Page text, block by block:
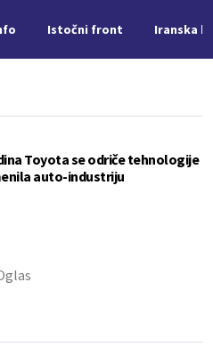
Istočni front Iranska
Toyota se odriče tehnologije
auto-industriju